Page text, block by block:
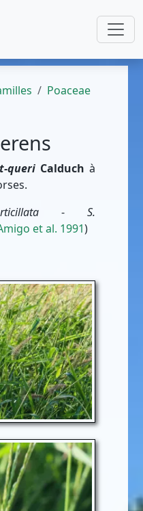
Poaceae
queri Calduch à
- S.
et al. 1991)